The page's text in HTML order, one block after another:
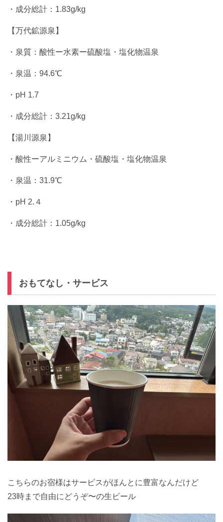
・成分総計：1.83g/kg
【万代鉱源泉】
・泉質：酸性ー水素ー硫酸塩・塩化物温泉
・泉温：94.6℃
・pH 1.7
・成分総計：3.21g/kg
【湯川源泉】
・酸性ーアルミニウム・硫酸塩・塩化物温泉
・泉温：31.9℃
・pH 2.４
・成分総計：1.05g/kg
おもてなし・サービス
こちらのお宿様はサービスがほんとに豊富なんだけど
23時まで自由にどうぞ〜の生ビール